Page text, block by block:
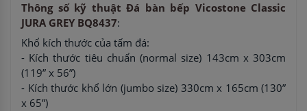
Thông số kỹ thuật Đá bàn bếp Vicostone Classic
JURA GREY BQ8437:
Khổ kích thước của tấm đá:
- Kích thước tiêu chuẩn (normal size) 143cm x 303cm
(119” x 56”)
- Kích thước khổ lớn (jumbo size) 330cm x 165cm (130”
x 65”)